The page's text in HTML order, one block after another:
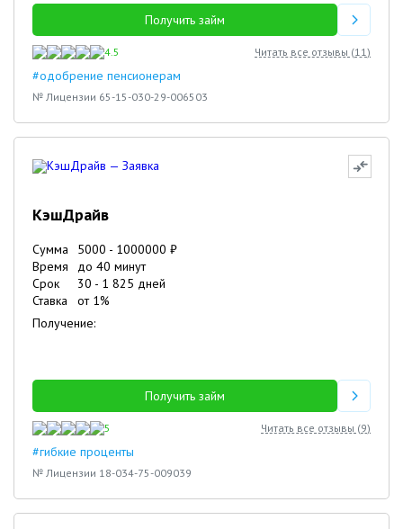
Получить займ
4.5 Читать все отзывы (11)
#одобрение пенсионерам
№ Лицензии 65-15-030-29-006503
КэшДрайв
Сумма 5000 - 1000000 ₽
Время
до 40 минут
Срок
30 - 1 825 дней
Ставка
от 1%
Получение:
Получить займ
5 Читать все отзывы (9)
#гибкие проценты
№ Лицензии 18-034-75-009039